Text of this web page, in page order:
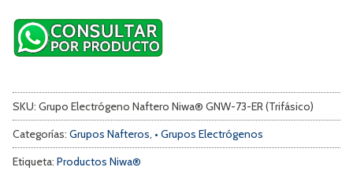
SKU: Grupo Electrógeno Naftero Niwa® GNW-73-ER (Trifásico)
Categorías: Grupos Nafteros, • Grupos Electrógenos
Etiqueta: Productos Niwa®